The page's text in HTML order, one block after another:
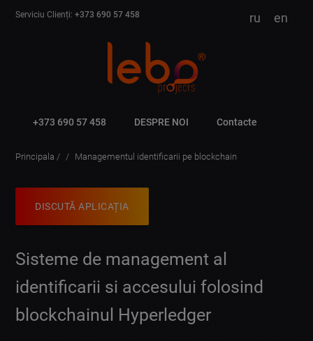
Serviciu Clienți:+373 690 57 458 ru en
+373 690 57 458 DESPRE NOI Contacte
Principala Managementul identificarii pe blockchain
DISCUTĂ APLICAȚIA
Sisteme de management al
identificarii si accesului folosind
blockchainul Hyperledger